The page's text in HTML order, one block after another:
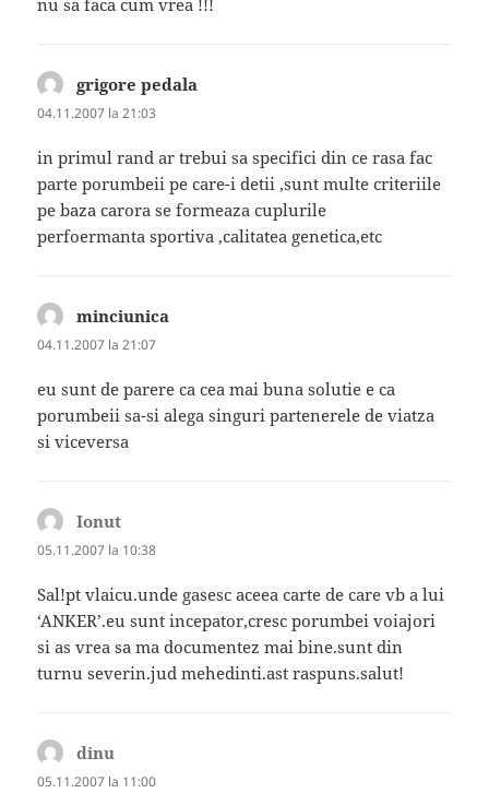
grigore pedala
04.11.2007 la 21:03
in primul rand ar trebui sa specifici din ce rasa fac
parte porumbeii pe care-i detii ,sunt multe criteriile
pe baza carora se formeaza cuplurile
perfoermanta sportiva ,calitatea genetica,etc
minciunica
04.11.2007 la 21:07
eu sunt de parere ca cea mai buna solutie e ca
porumbeii sa-si alega singuri partenerele de viatza
si viceversa
Ionut
05.11.2007 la 10:38
Sal!pt vlaicu.unde gasesc aceea carte de care vb a lui
‘ANKER’.eu sunt incepator,cresc porumbei voiajori
si as vrea sa ma documentez mai bine.sunt din
turnu severin.jud mehedinti.ast raspuns.salut!
dinu
05.11.2007 la 11:00